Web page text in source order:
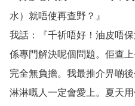
水）就唔使再查野？』
我話：『千祈唔好！油皮唔
係專門解決呢個問題。佢查
完全無負擔。我最推介畀啲
淋淋嘅人一定會愛上。夏天